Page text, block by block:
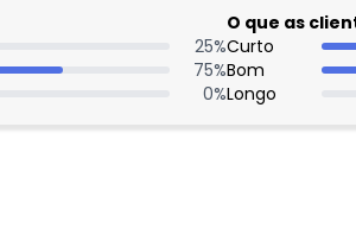
25%
75%
0%
O que as
Curto
Bom
Longo